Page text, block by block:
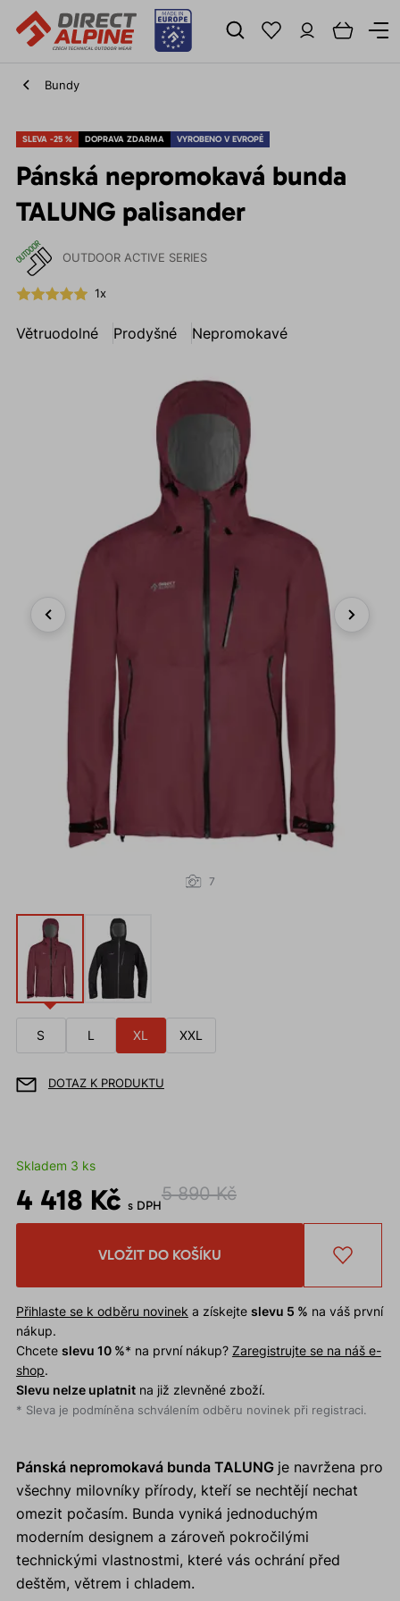
Bundy
SLEVA -25 % DOPRAVA ZDARMA VYROBENO V EVROPĚ
Pánská nepromokavá bunda
TALUNG palisander
OUTDOOR ACTIVE SERIES
1x
Větruodolné Prodyšné Nepromokavé
Previous
7
S L XL XXL
DOTAZ K PRODUKTU
Skladem 3 ks
4 418 Kč s DPH
5 890 Kč
VLOŽIT DO KOŠÍKU
Přihlaste se k odběru novinek a získejte slevu 5 % na váš první
nákup.
Chcete slevu 10 %* na první nákup? Zaregistrujte se na náš e-
shop.
Slevu nelze uplatnitna již zlevněné zboží.
* Sleva je podmíněna schválením odběru novinek při registraci.
Pánská nepromokavá bunda TALUNG je navržena pro
všechny milovníky přírody, kteří se nechtějí nechat
omezit počasím. Bunda vyniká jednoduchým
moderním designem a zároveň pokročilými
technickými vlastnostmi, které vás ochrání před
deštěm, větrem i chladem.